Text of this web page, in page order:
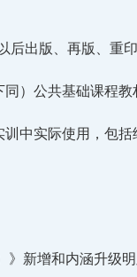
后出版、再版、重
）公共基础课程
中实际使用，包
》新增和内涵升级